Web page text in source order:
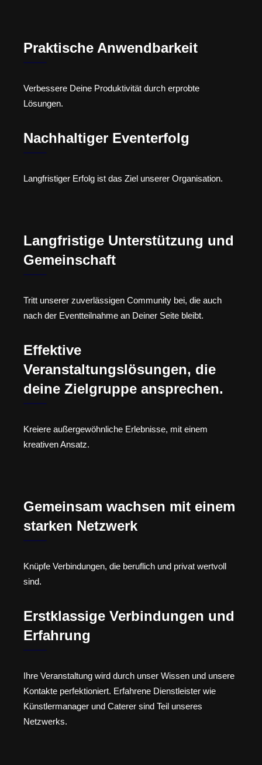
Praktische Anwendbarkeit
Verbessere Deine Produktivität durch erprobte
Lösungen.
Nachhaltiger Eventerfolg
Langfristiger Erfolg ist das Ziel unserer Organisation.
Langfristige Unterstützung und
Gemeinschaft
Tritt unserer zuverlässigen Community bei, die auch
nach der Eventteilnahme an Deiner Seite bleibt.
Effektive
Veranstaltungslösungen, die
deine Zielgruppe ansprechen.
Kreiere außergewöhnliche Erlebnisse, mit einem
kreativen Ansatz.
Gemeinsam wachsen mit einem
starken Netzwerk
Knüpfe Verbindungen, die beruflich und privat wertvoll
sind.
Erstklassige Verbindungen und
Erfahrung
Ihre Veranstaltung wird durch unser Wissen und unsere
Kontakte perfektioniert. Erfahrene Dienstleister wie
Künstlermanager und Caterer sind Teil unseres
Netzwerks.